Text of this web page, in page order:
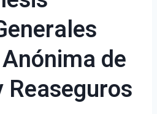
de
Reaseguros